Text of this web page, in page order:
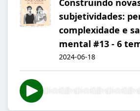
Construindo
subjetividades:
complexidade e
mental #13 - 6
2024-06-18